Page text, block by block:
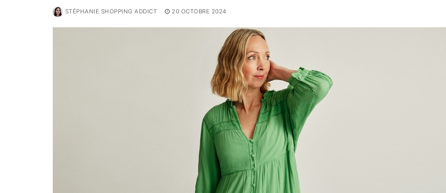
STÉPHANIE SHOPPING ADDICT 20 OCTOBRE 2024